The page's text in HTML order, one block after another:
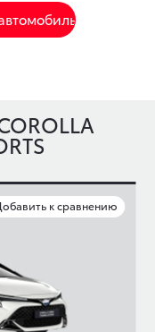
к сравнению